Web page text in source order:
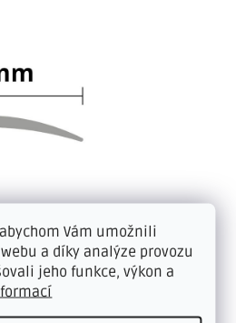
Vám umožnili
a díky analýze provozu
jeho funkce, výkon a
délka 0,9 m